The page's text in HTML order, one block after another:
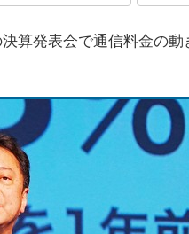
算発表会で通信料金の動